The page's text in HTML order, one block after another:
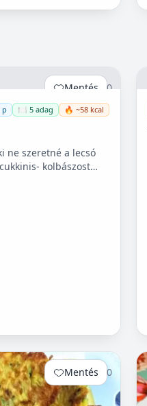
Mentés 0
p 🍽️ 5 adag 🔥 ~58 kcal
ne szeretné a lecsó
kolbászost
Mentés 0